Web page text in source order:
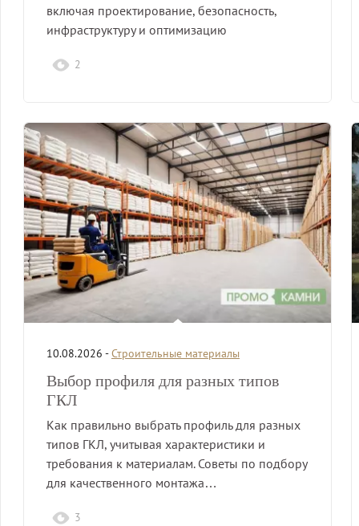
включая проектирование, безопасность,
инфраструктуру и оптимизацию
2
10.08.2026 -Строительные материалы
Выбор профиля для разных типов
ГКЛ
Как правильно выбрать профиль для разных
типов ГКЛ, учитывая характеристики и
требования к материалам. Советы по подбору
для качественного монтажа…
3